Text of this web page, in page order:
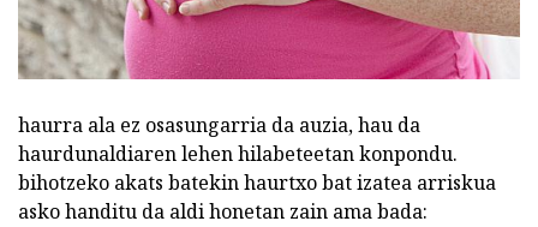
haurra ala ez osasungarria da auzia, hau da
haurdunaldiaren lehen hilabeteetan konpondu.
bihotzeko akats batekin haurtxo bat izatea arriskua
asko handitu da aldi honetan zain ama bada: